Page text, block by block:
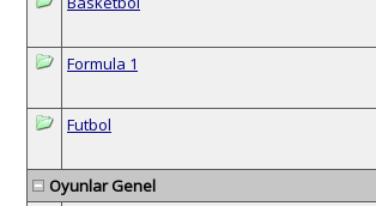
Formula 1
Futbol
Oyunlar Genel